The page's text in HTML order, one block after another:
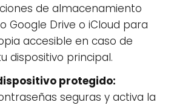
de almacenamiento
Google Drive o iCloud para
accesible en caso de
dispositivo principal.
protegido:
seguras y activa la